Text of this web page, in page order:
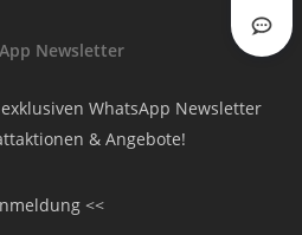
Newsletter
WhatsApp Newsletter
& Angebote!
<<